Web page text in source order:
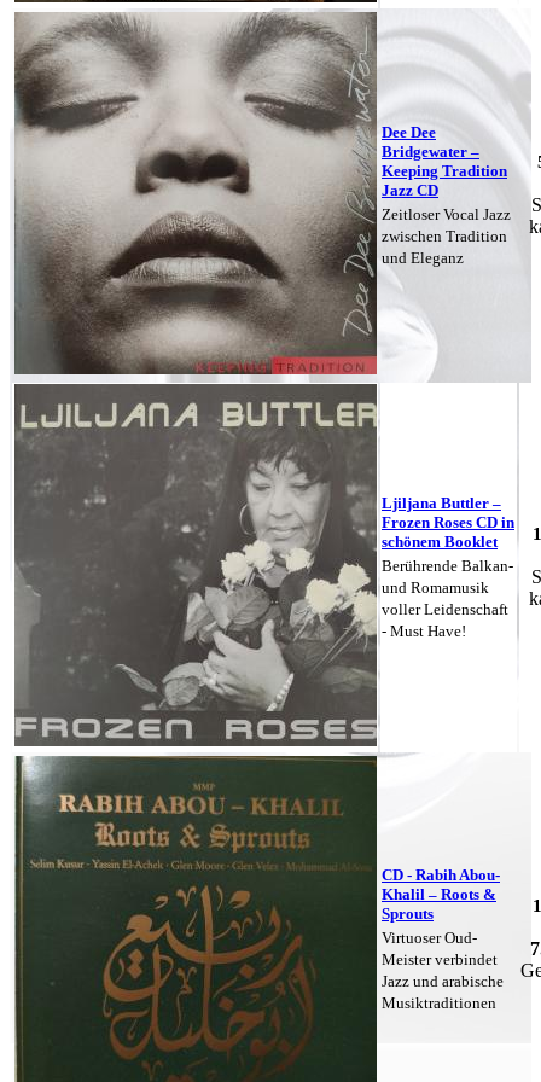
Dee Dee
Bridgewater –
Keeping Tradition
Jazz CD
Zeitloser Vocal Jazz
zwischen Tradition
und Eleganz
Ljiljana Buttler –
Frozen Roses CD in
schönem Booklet
Berührende Balkan-
und Romamusik
voller Leidenschaft
- Must Have!
CD - Rabih Abou-
Khalil – Roots &
Sprouts
Virtuoser Oud-
Meister verbindet
Jazz und arabische
Musiktraditionen